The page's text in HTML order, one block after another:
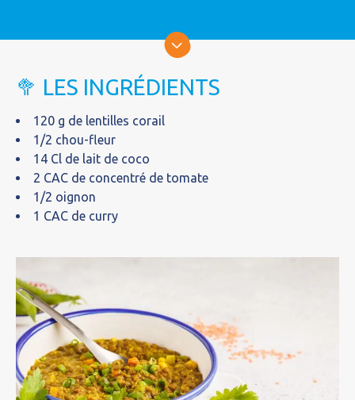
🥦 LES INGRÉDIENTS
120 g de lentilles corail
1/2 chou-fleur
14 Cl de lait de coco
2 CAC de concentré de tomate
1/2 oignon
1 CAC de curry